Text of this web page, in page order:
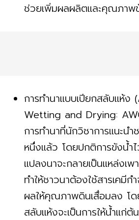
ช่วยเพิ่มผลผลิตและคุณภาพ
การทำนาแบบเปียกสลับแห้ง
Wetting and Drying:
การทำนาที่นักวิชาการแนะนำ
หนึ่งแล้ว โดยปกติการขังน้ำไ
แปลงนาจะกลายเป็นแหล่งเพ
ทำให้ชาวนาต้องใช้สารเคมี
ผลให้คุณภาพดินเสื่อมลง โด
สลับแห้งจะเป็นการให้น้ำแก่ต้